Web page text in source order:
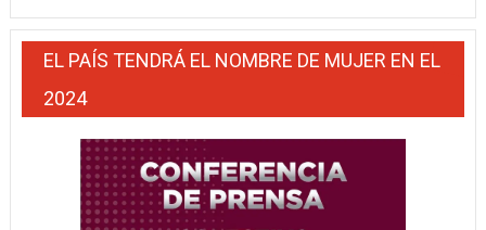
EL PAÍS TENDRÁ EL NOMBRE DE MUJER EN EL
2024